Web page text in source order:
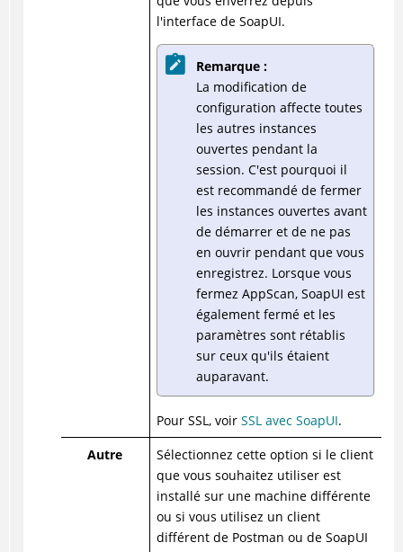
l'interface de SoapUI.
Remarque :
La modification de
configuration affecte toutes
les autres instances
ouvertes pendant la
session. C'est pourquoi il
est recommandé de fermer
les instances ouvertes avant
de démarrer et de ne pas
en ouvrir pendant que vous
enregistrez. Lorsque vous
fermez AppScan, SoapUI est
également fermé et les
paramètres sont rétablis
sur ceux qu'ils étaient
auparavant.
Pour SSL, voir SSL avec SoapUI.
Autre
Sélectionnez cette option si le client
que vous souhaitez utiliser est
installé sur une machine différente
ou si vous utilisez un client
différent de Postman ou de SoapUI